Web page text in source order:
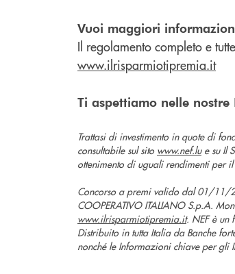
Vuoi maggiori
Il regolamento completo e
www.ilrisparmiotipremia.it
Ti aspettiamo nelle nostre
Trattasi di investimento in quote di
consultabile sul sito www.nef.lue su Il
ottenimento di uguali rendimenti per il
Concorso a premi valido dal 01/11/
COOPERATIVO ITALIANO S.p.A.
www.ilrisparmiotipremia.it. NEF è un
Distribuito in tutta Italia da Banche
nonché le Informazioni chiave per gli